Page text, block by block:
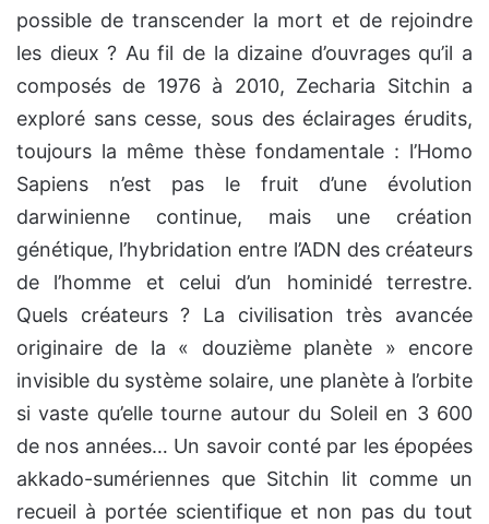
possible de transcender la mort et de rejoindre
les dieux ? Au fil de la dizaine d’ouvrages qu’il a
composés de 1976 à 2010, Zecharia Sitchin a
exploré sans cesse, sous des éclairages érudits,
toujours la même thèse fondamentale : l’Homo
Sapiens n’est pas le fruit d’une évolution
darwinienne continue, mais une création
génétique, l’hybridation entre l’ADN des créateurs
de l’homme et celui d’un hominidé terrestre.
Quels créateurs ? La civilisation très avancée
originaire de la « douzième planète » encore
invisible du système solaire, une planète à l’orbite
si vaste qu’elle tourne autour du Soleil en 3 600
de nos années… Un savoir conté par les épopées
akkado-sumériennes que Sitchin lit comme un
recueil à portée scientifique et non pas du tout